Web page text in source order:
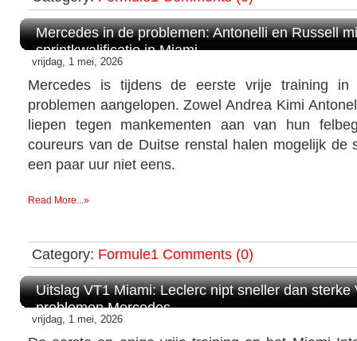
Mercedes in de problemen: Antonelli en Russell
sprintkwalificatie in Miami
vrijdag, 1 mei, 2026
Mercedes is tijdens de eerste vrije training in
problemen aangelopen. Zowel Andrea Kimi
liepen tegen mankementen aan van hun
coureurs van de Duitse renstal halen mogelijk de
een paar uur niet eens.
Read More...»
Category: Formule1 Comments (0)
Uitslag VT1 Miami: Leclerc nipt sneller dan sterke
problemen Mercedes
vrijdag, 1 mei, 2026